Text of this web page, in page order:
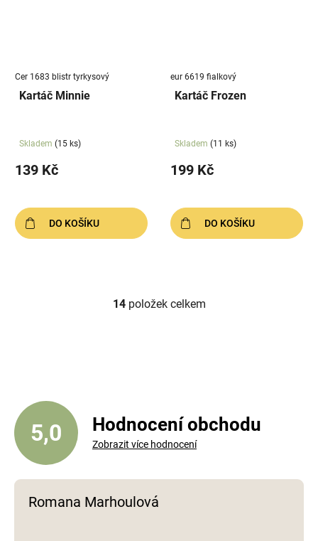
Cer 1683 blistr tyrkysový
Kartáč Minnie
Skladem (15 ks)
139 Kč
DO KOŠÍKU
eur 6619 fialkový
Kartáč Frozen
Skladem (11 ks)
199 Kč
DO KOŠÍKU
O
í
p
r
k
y
14položek celkem
5,0 Hodnocení obchodu
Zobrazit více hodnocení
Romana Marhoulová